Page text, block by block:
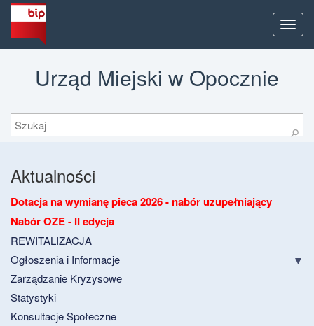
Menu
Urząd Miejski w Opocznie
Szukaj
⚲
Aktualności
Dotacja na wymianę pieca 2026 - nabór uzupełniający
Nabór OZE - II edycja
REWITALIZACJA
Ogłoszenia i Informacje
Zarządzanie Kryzysowe
Statystyki
Konsultacje Społeczne